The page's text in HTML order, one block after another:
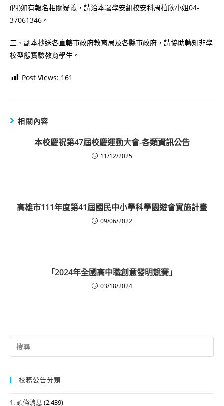
(四)如有報名相關疑義，請洽本署學安組校安科周柏欣小姐04-
37061346。
三、副本抄送各直轄市政府教育局及各縣市政府，請協助轉知非學
校型態實驗教育學生。
Post Views: 161
相關內容
本校慶祝第47屆校慶運動大會-各類資訊公告
11/12/2025
高雄市111年度第41屆國民中小學科學園遊會實施計畫
09/06/2022
「2024年全國高中職創意發明競賽」
03/18/2024
Search
for:
校務公告分類
1. 頭條消息 (2,439)